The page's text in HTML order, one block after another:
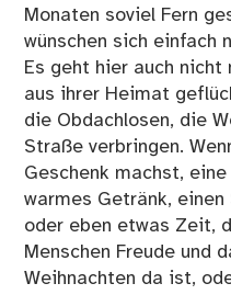
Monaten soviel Fern
wünschen sich einfach
Es geht hier auch nicht
aus ihrer Heimat
die Obdachlosen, die
Straße verbringen.
Geschenk machst,
warmes Getränk,
oder eben etwas Zeit,
Menschen Freude und
Weihnachten da ist,